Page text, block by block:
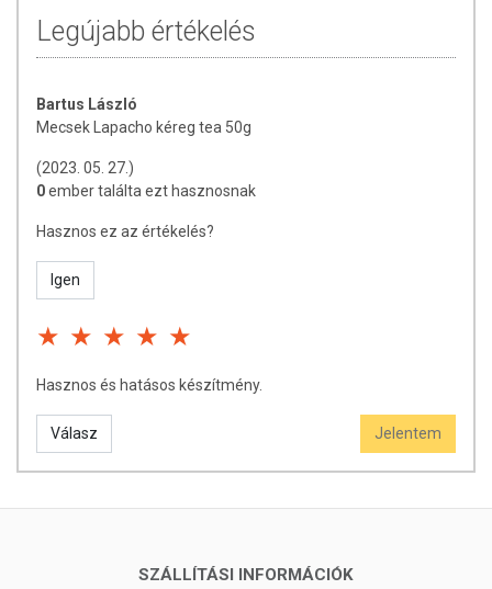
Legújabb értékelés
Bartus László
Mecsek Lapacho kéreg tea 50g
(2023. 05. 27.)
0ember találta ezt hasznosnak
Hasznos ez az értékelés?
Igen
Hasznos és hatásos készítmény.
Válasz Jelentem
SZÁLLÍTÁSI INFORMÁCIÓK